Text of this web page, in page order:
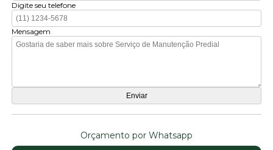
Digite seu telefone
Mensagem
Orçamento por Whatsapp